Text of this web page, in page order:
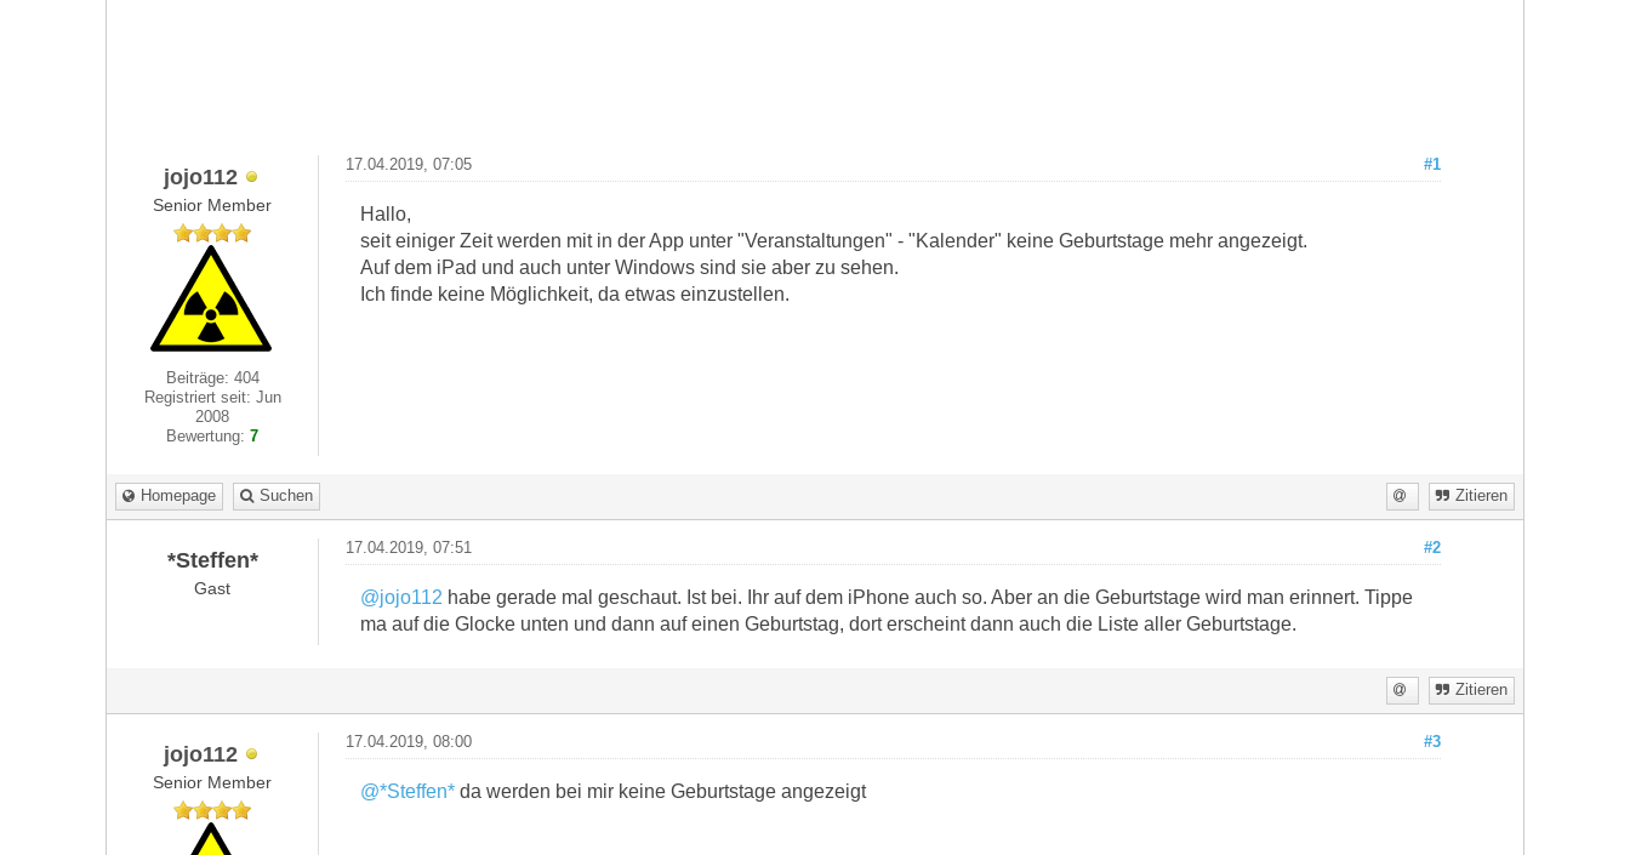
jojo112
Senior Member
Beiträge: 404
Registriert seit: Jun
2008
Bewertung:7
#1
17.04.2019, 07:05
Hallo,
seit einiger Zeit werden mit in der App unter "Veranstaltungen" - "Kalender" keine Geburtstage mehr angezeigt.
Auf dem iPad und auch unter Windows sind sie aber zu sehen.
Ich finde keine Möglichkeit, da etwas einzustellen.
Homepage Suchen Zitieren
*Steffen*
Gast
#2
17.04.2019, 07:51
@jojo112 habe gerade mal geschaut. Ist bei. Ihr auf dem iPhone auch so. Aber an die Geburtstage wird man erinnert. Tippe
ma auf die Glocke unten und dann auf einen Geburtstag, dort erscheint dann auch die Liste aller Geburtstage.
Zitieren
jojo112
Senior Member
#3
17.04.2019, 08:00
@*Steffen*da werden bei mir keine Geburtstage angezeigt